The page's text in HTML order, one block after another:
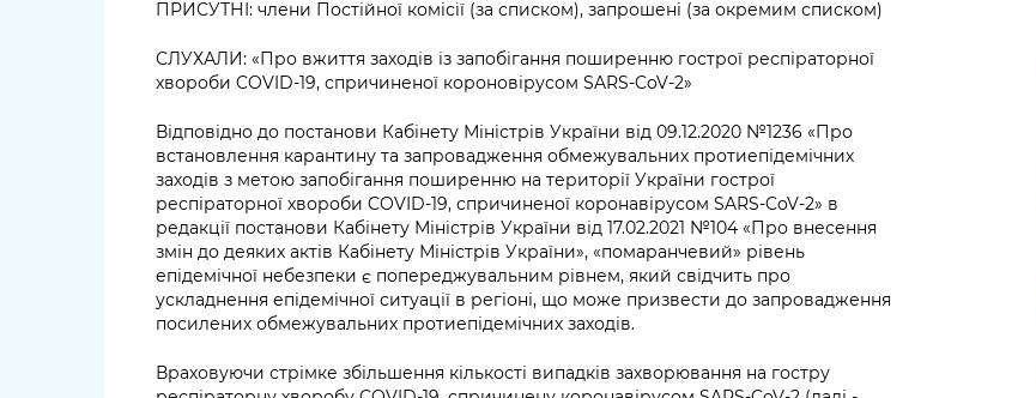
ПРИСУТНІ: члени Постійної комісії (за списком), запрошені (за окремим списком)
СЛУХАЛИ: «Про вжиття заходів із запобігання поширенню гострої респіраторної
хвороби COVID-19, спричиненої короновірусом SARS-CoV-2»
Відповідно до постанови Кабінету Міністрів України від 09.12.2020 №1236 «Про
встановлення карантину та запровадження обмежувальних протиепідемічних
заходів з метою запобігання поширенню на території України гострої
респіраторної хвороби COVID-19, спричиненої коронавірусом SARS-CoV-2» в
редакції постанови Кабінету Міністрів України від 17.02.2021 №104 «Про внесення
змін до деяких актів Кабінету Міністрів України», «помаранчевий» рівень
епідемічної небезпеки є попереджувальним рівнем, який свідчить про
ускладнення епідемічної ситуації в регіоні, що може призвести до запровадження
посилених обмежувальних протиепідемічних заходів.
Враховуючи стрімке збільшення кількості випадків захворювання на гостру